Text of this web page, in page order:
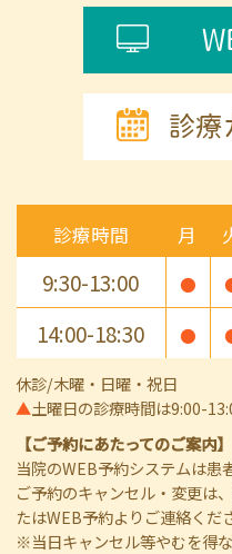
診療
診療時間 月
9:30-13:00 ●
14:00-18:30 ●
休診/木曜・日曜・祝日
▲土曜日の診療時間は9:00-
【ご予約にあたってのご案内】
当院のWEB予約システムは患
ご予約のキャンセル・変更は
たはWEB予約よりご連絡くだ
※当日キャンセル等やむを得